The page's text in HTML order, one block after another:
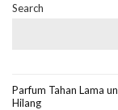
Search
Parfum Tahan Lama
Hilang